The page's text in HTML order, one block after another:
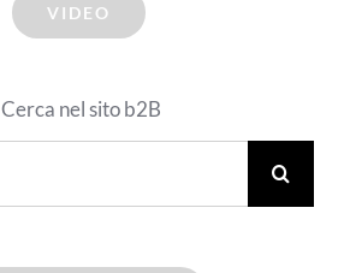
VIDEO
Cerca nel sito b2B